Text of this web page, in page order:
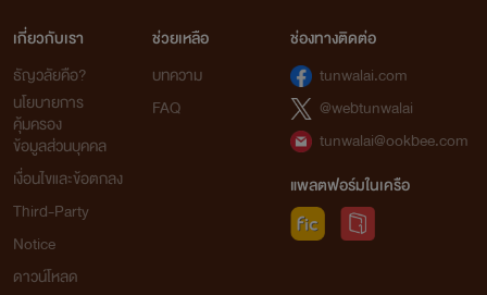
เกี่ยวกับเรา
ธัญวลัยคือ?
นโยบายการ
คุ้มครอง
ข้อมูลส่วนบุคคล
เงื่อนไขและข้อตกลง
Third-Party
Notice
ดาวน์โหลด
ช่วยเหลือ
บทความ
FAQ
ช่องทางติดต่อ
tunwalai.com
@webtunwalai
tunwalai@ookbee.com
แพลตฟอร์มในเครือ